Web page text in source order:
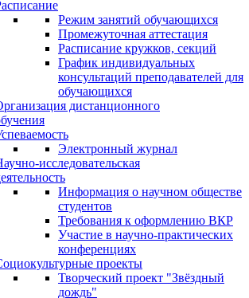
Режим занятий обучающихся
Промежуточная аттестация
Расписание кружков, секций
График индивидуальных
консультаций преподавателей для
обучающихся
дистанционного
Электронный журнал
исследовательская
Информация о научном обществе
студентов
Требования к оформлению ВКР
Участие в научно-практических
конференциях
проекты
Творческий проект "Звёздный
дождь"